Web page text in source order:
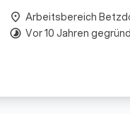
qualifizierten Mitarbeite
place Arbeitsbereich
timelapse Vor 10 Jahren